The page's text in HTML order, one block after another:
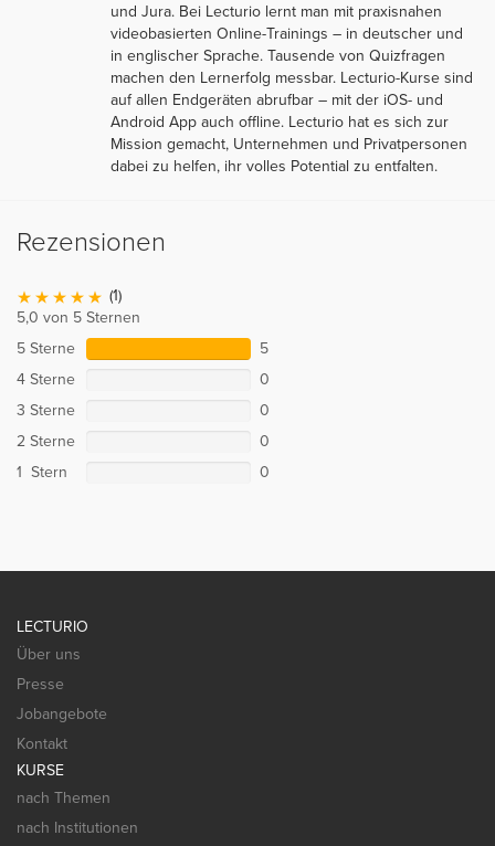
und Jura. Bei Lecturio lernt man mit praxisnahen
videobasierten Online-Trainings – in deutscher und
in englischer Sprache. Tausende von Quizfragen
machen den Lernerfolg messbar. Lecturio-Kurse sind
auf allen Endgeräten abrufbar – mit der iOS- und
Android App auch offline. Lecturio hat es sich zur
Mission gemacht, Unternehmen und Privatpersonen
dabei zu helfen, ihr volles Potential zu entfalten.
Rezensionen
(1)
5,0 von 5 Sternen
5 Sterne
5
4 Sterne
0
3 Sterne
0
2 Sterne
0
1 Stern
0
LECTURIO
Über uns
Presse
Jobangebote
Kontakt
KURSE
nach Themen
nach Institutionen